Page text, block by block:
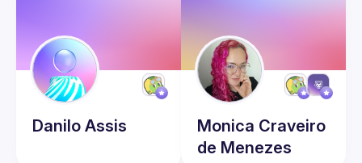
Danilo Assis Monica Craveiro
de Menezes